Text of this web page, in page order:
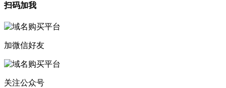
扫码加我
加微信好友
关注公众号